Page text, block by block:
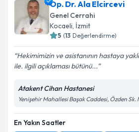
E-posta Adresiniz
Kişisel verilerimin işlenmesine
kapsamda işlenmesini kabul
Op. Dr. Ala Elcircevi
Genel Cerrahi
Kocaeli, İzmit
5 (13 Değerlendirme)
Hekimimizin ve asistanının hastaya
ile. ilgili açıklaması bütünü...
Atakent Cihan Hastanesi
Yenişehir Mahallesi Başak Caddesi, Özden Sk.
En Yakın Saatler